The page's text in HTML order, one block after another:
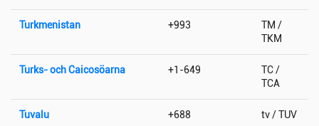
Turkmenistan +993
TM /
TKM
Turks- och Caicosöarna +1-649
TC /
TCA
Tuvalu +688 tv / TUV